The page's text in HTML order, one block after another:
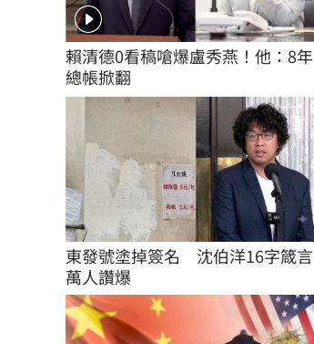
賴清德0看稿嗆爆盧秀燕！他：8年
總帳掀翻
東發號塗掉簽名　沈伯洋16字箴言
萬人讚爆